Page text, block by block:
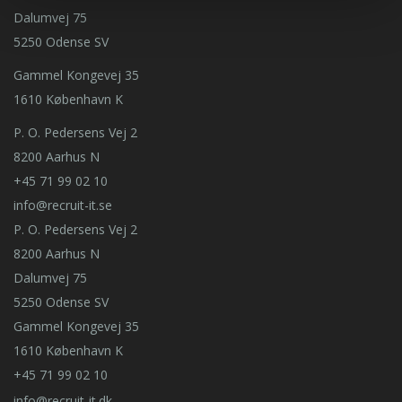
Dalumvej 75
5250 Odense SV
Gammel Kongevej 35
1610 København K
P. O. Pedersens Vej 2
8200 Aarhus N
+45 71 99 02 10
info@recruit-it.se
P. O. Pedersens Vej 2
8200 Aarhus N
Dalumvej 75
5250 Odense SV
Gammel Kongevej 35
1610 København K
+45 71 99 02 10